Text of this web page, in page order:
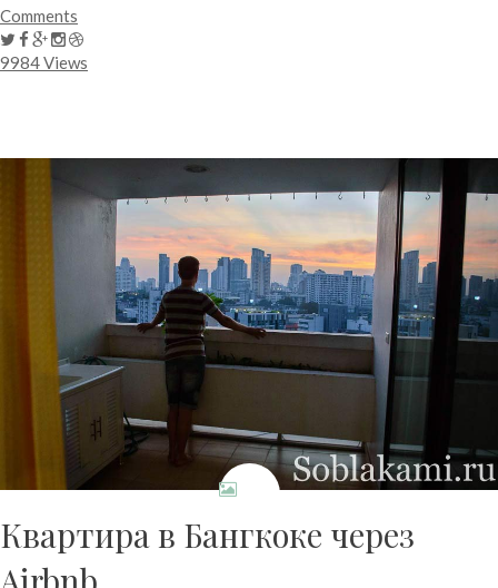
Comments
9984 Views
Квартира в Бангкоке через